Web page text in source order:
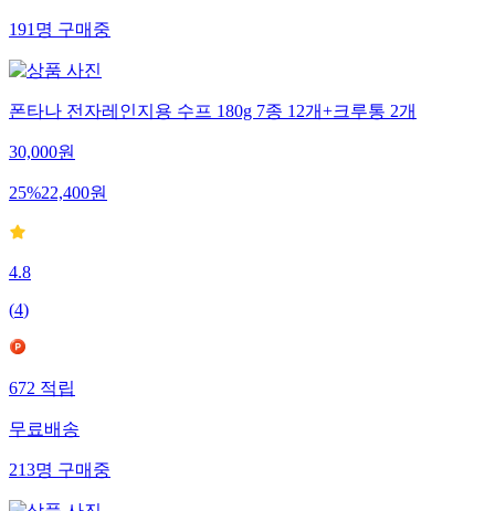
191 명 구매중
폰타나 전자레인지용 수프 180g 7종 12개+크루통 2개
30,000원
25%22,400원
4.8
(4)
672 적립
무료배송
213명 구매중